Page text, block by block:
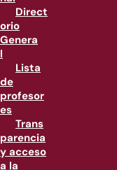
Direct
orio
Genera
l
Lista
de
profesor
es
Trans
parencia
y acceso
a la